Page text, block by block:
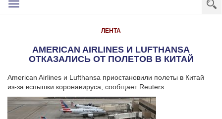
Toggle
ЛЕНТА
AMERICAN AIRLINES И LUFTHANSA
ОТКАЗАЛИСЬ ОТ ПОЛЕТОВ В КИТАЙ
American Airlines и Lufthansa приостановили полеты в Китай
из-за вспышки коронавируса, сообщает Reuters.